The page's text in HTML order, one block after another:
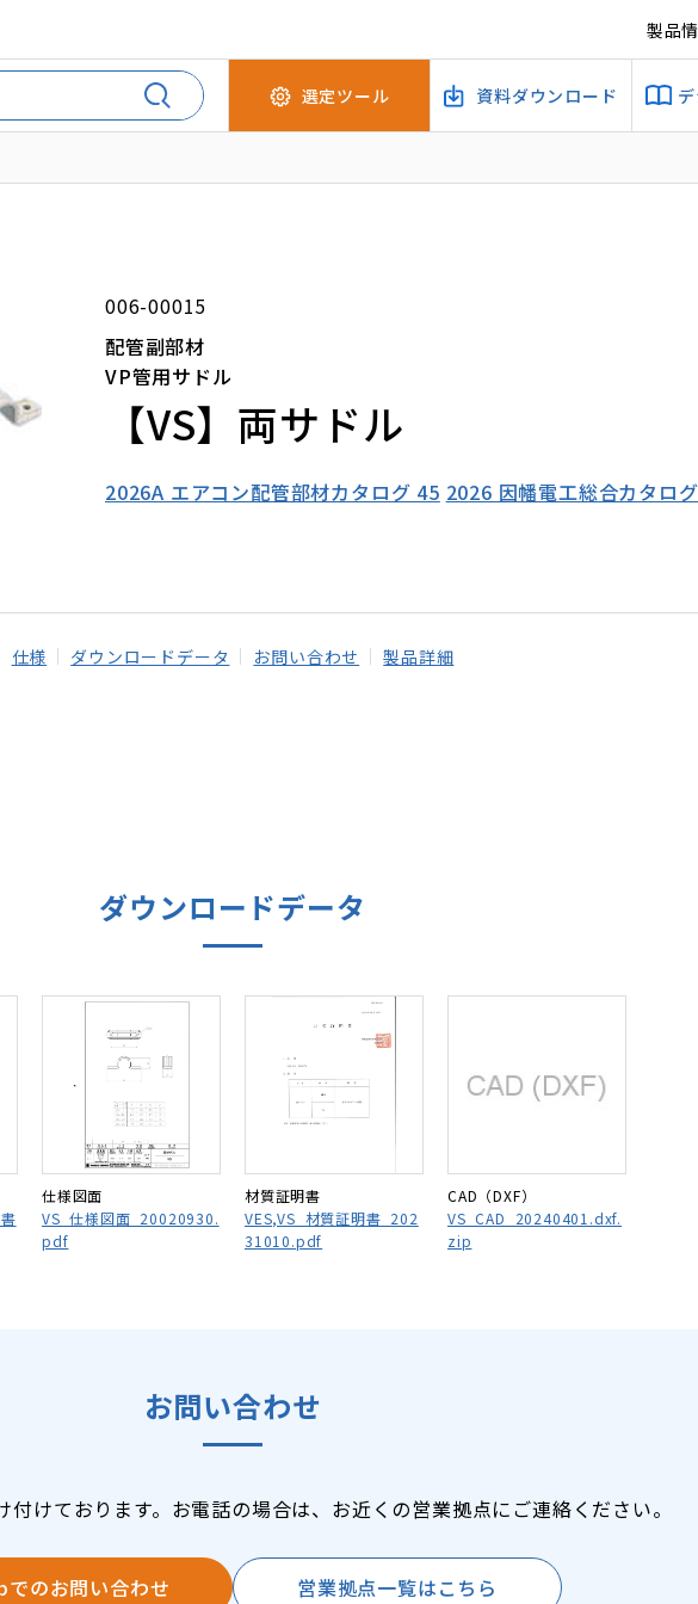
製品
選定ツール 資料ダウンロード
006-00015
配管副部材
VP管用サドル
【VS】両サドル
2026A エアコン配管部材カタログ 45 2026 因幡電工総合カタロ
仕様 ダウンロードデータ お問い合わせ 製品詳細
ダウンロードデータ
仕様図面
VS_仕様図面_20020930.
pdf
材質証明書
VES,VS_材質証明書_202
31010.pdf
CAD（DXF）
VS_CAD_20240401.dxf.
zip
お問い合わせ
付けております。お電話の場合は、お近くの営業拠点にご連絡ください。
でのお問い合わせ 営業拠点一覧はこちら